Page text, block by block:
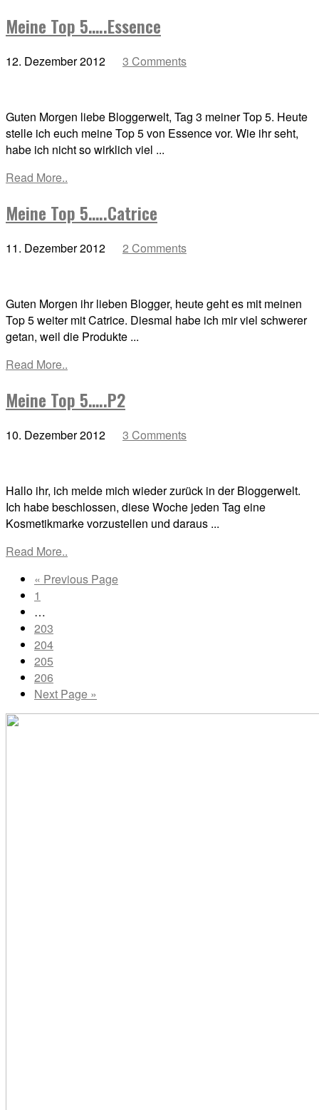
Meine Top 5…..Essence
12. Dezember 2012 3 Comments
Guten Morgen liebe Bloggerwelt, Tag 3 meiner Top 5. Heute
stelle ich euch meine Top 5 von Essence vor. Wie ihr seht,
habe ich nicht so wirklich viel ...
Read More..
Meine Top 5…..Catrice
11. Dezember 2012 2 Comments
Guten Morgen ihr lieben Blogger, heute geht es mit meinen
Top 5 weiter mit Catrice. Diesmal habe ich mir viel schwerer
getan, weil die Produkte ...
Read More..
Meine Top 5…..P2
10. Dezember 2012 3 Comments
Hallo ihr, ich melde mich wieder zurück in der Bloggerwelt.
Ich habe beschlossen, diese Woche jeden Tag eine
Kosmetikmarke vorzustellen und daraus ...
Read More..
« Go
Previous Page
Go
to
page
1
Interim
pages
omitted
…
Go
to
page
203
Go
to
page
204
Go
to
page
205
Go
to
page
206
Go
to
Next Page »
Primary